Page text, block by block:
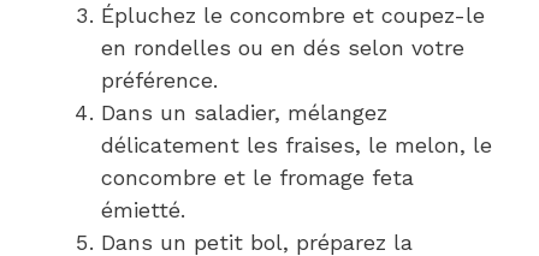
Épluchez le concombre et coupez-le
en rondelles ou en dés selon votre
préférence.
Dans un saladier, mélangez
délicatement les fraises, le melon, le
concombre et le fromage feta
émietté.
Dans un petit bol, préparez la